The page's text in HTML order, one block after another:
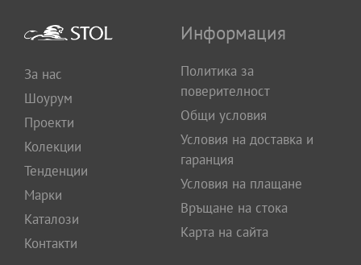
За нас
Шоурум
Проекти
Колекции
Тенденции
Марки
Каталози
Контакти
Информация
Политика за
поверителност
Общи условия
Условия на доставка и
гаранция
Условия на плащане
Връщане на стока
Карта на сайта